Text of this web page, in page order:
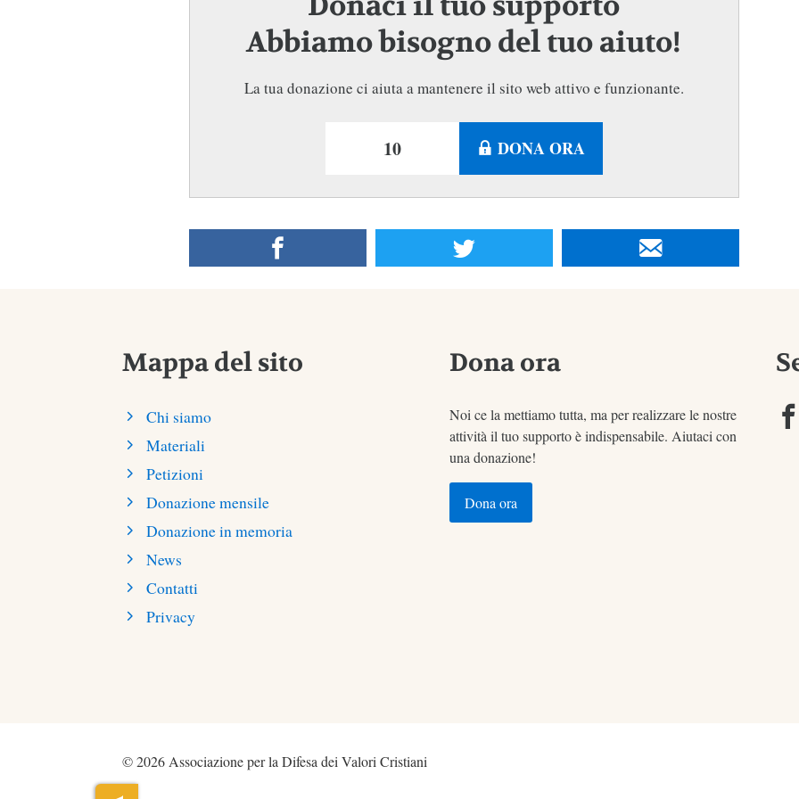
Abbiamo bisogno del tuo aiuto!
La tua donazione ci aiuta a mantenere il sito web attivo e funzionante.
DONA ORA
Mappa del sito
Chi siamo
Materiali
Petizioni
Donazione mensile
Donazione in memoria
News
Contatti
Privacy
Dona ora
Noi ce la mettiamo tutta, ma per realizzare le nostre
attività il tuo supporto è indispensabile. Aiutaci con
una donazione!
Dona ora
© 2026 Associazione per la Difesa dei Valori Cristiani